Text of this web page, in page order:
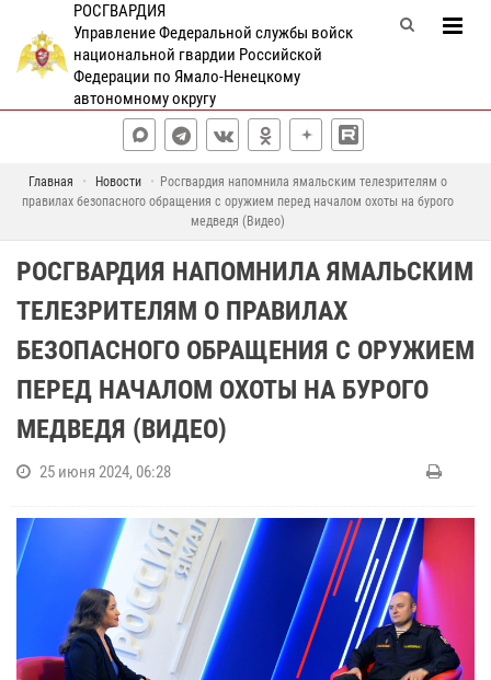
РОСГВАРДИЯ
Управление Федеральной службы войск
национальной гвардии Российской
Федерации по Ямало-Ненецкому
автономному округу
Главная Новости
Росгвардия напомнила ямальским телезрителям о
правилах безопасного обращения с оружием перед началом охоты на бурого
медведя (Видео)
РОСГВАРДИЯ НАПОМНИЛА ЯМАЛЬСКИМ
ТЕЛЕЗРИТЕЛЯМ О ПРАВИЛАХ
БЕЗОПАСНОГО ОБРАЩЕНИЯ С ОРУЖИЕМ
ПЕРЕД НАЧАЛОМ ОХОТЫ НА БУРОГО
МЕДВЕДЯ (ВИДЕО)
25 июня 2024, 06:28